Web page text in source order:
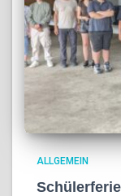
ALLGEMEIN